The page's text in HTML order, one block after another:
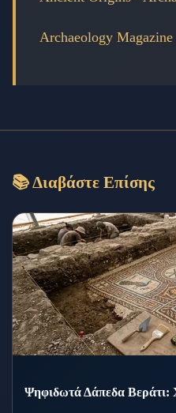
Archaeology Magazine
📚 Διαβάστε Επίσης
Ψηφιδωτά Δάπεδα Βεράτι: